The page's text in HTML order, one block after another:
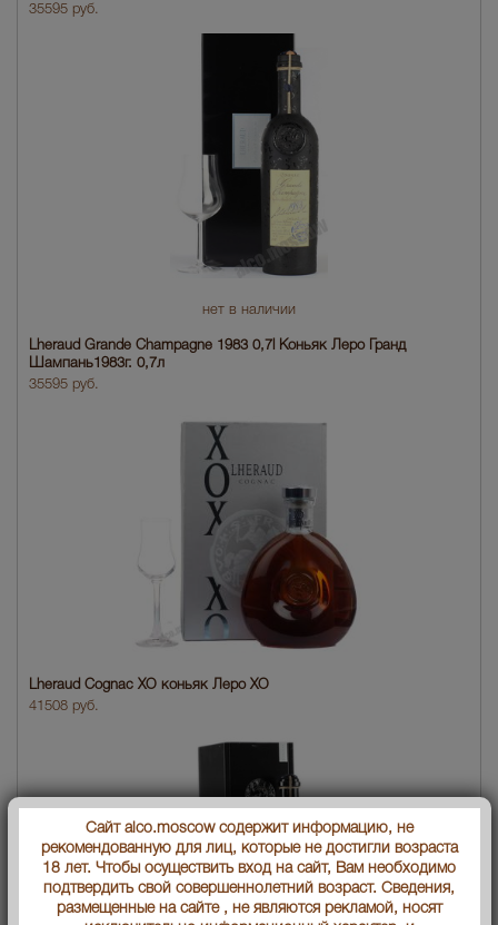
35595 руб.
нет в наличии
Lheraud Grande Champagne 1983 0,7l Коньяк Леро Гранд
Шампань1983г. 0,7л
35595 руб.
Lheraud Cognac XO коньяк Леро ХО
41508 руб.
Сайт alco.moscow содержит информацию, не
рекомендованную для лиц, которые не достигли возраста
18 лет. Чтобы осуществить вход на сайт, Вам необходимо
подтвердить свой совершеннолетний возраст. Сведения,
размещенные на сайте , не являются рекламой, носят